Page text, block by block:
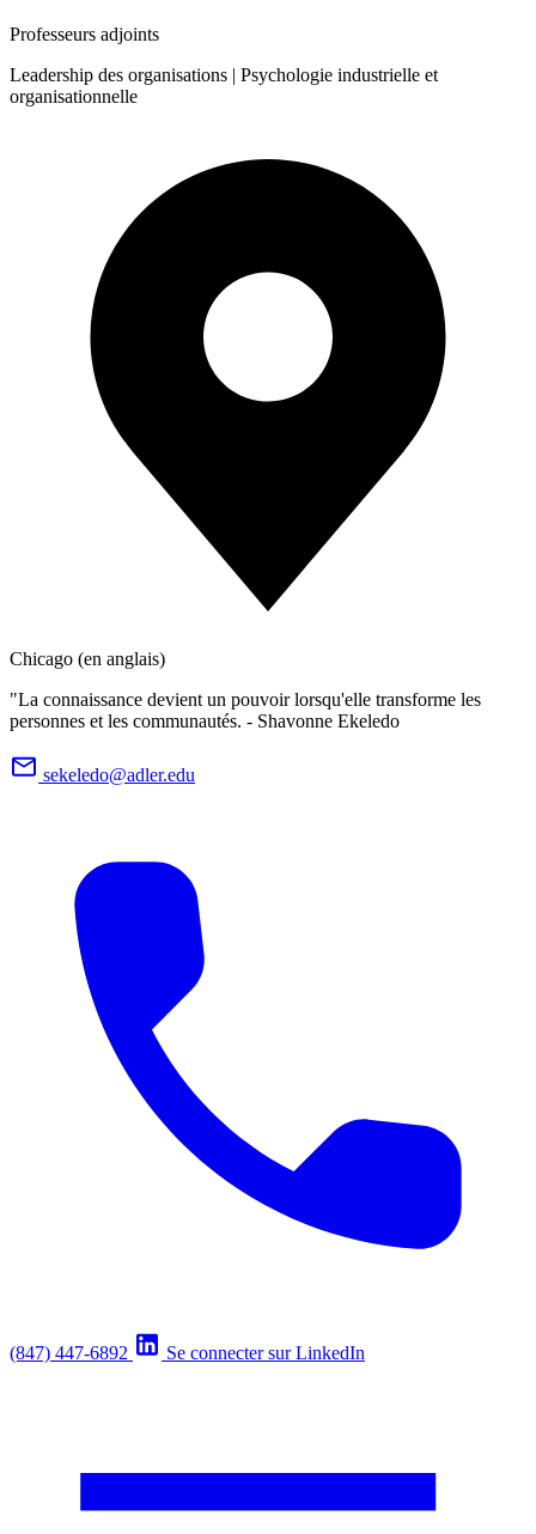
Professeurs adjoints
Leadership des organisations | Psychologie industrielle et
organisationnelle
Chicago (en anglais)
"La connaissance devient un pouvoir lorsqu'elle transforme les
personnes et les communautés. - Shavonne Ekeledo
sekeledo@adler.edu
(847) 447-6892 Se connecter sur LinkedIn